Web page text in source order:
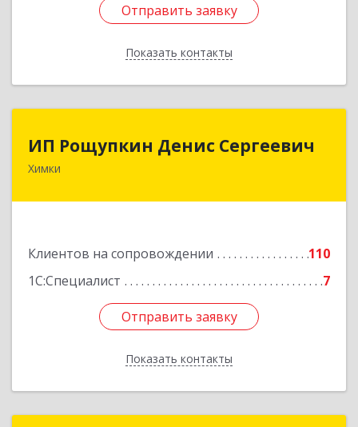
Отправить заявку
Показать контакты
Отправить заявку
Назад
ИП Рощупкин Денис Сергеевич
Химки
Клиентов на сопровождении
110
1С:Специалист
7
Отправить заявку
Показать контакты
141402, Московская обл, г.о. Химки, Химки г,
Отправить заявку
Назад